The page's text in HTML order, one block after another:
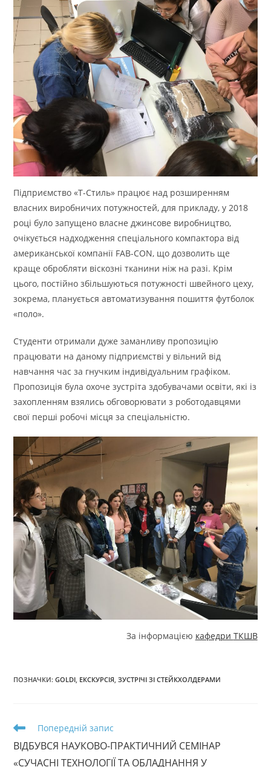
Підприємство «Т-Стиль» працює над розширенням
власних виробничих потужностей, для прикладу, у 2018
році було запущено власне джинсове виробництво,
очікується надходження спеціального компактора від
американської компанії FAB-CON, що дозволить ще
краще обробляти віскозні тканини ніж на разі. Крім
цього, постійно збільшуються потужності швейного цеху,
зокрема, планується автоматизування пошиття футболок
«поло».
Студенти отримали дуже заманливу пропозицію
працювати на даному підприємстві у вільний від
навчання час за гнучким індивідуальним графіком.
Пропозиція була охоче зустріта здобувачами освіти, які із
захопленням взялись обговорювати з роботодавцями
свої перші робочі місця за спеціальністю.
За інформацією кафедри ТКШВ
ПОЗНАЧКИ:GOLDI, ЕКСКУРСІЯ, ЗУСТРІЧІ ЗІ СТЕЙКХОЛДЕРАМИ
Прочитати
статей
Попередній запис
ВІДБУВСЯ НАУКОВО-ПРАКТИЧНИЙ СЕМІНАР
«СУЧАСНІ ТЕХНОЛОГІЇ ТА ОБЛАДНАННЯ У